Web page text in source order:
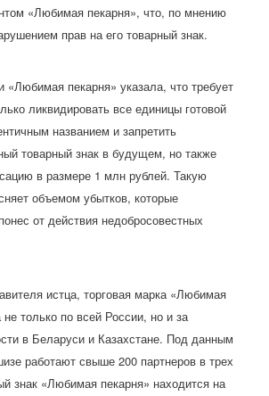
«Любимая пекарня», что, по мнению
прав на его товарный знак.
«Любимая пекарня» указала, что требует
ликвидировать все единицы готовой
названием и запретить
товарный знак в будущем, но также
в размере 1 млн рублей. Такую
объемом убытков, которые
от действия недобросовестных
истца, торговая марка «Любимая
не только по всей России, но и за
в Беларуси и Казахстане. Под данным
работают свыше 200 партнеров в трех
знак «Любимая пекарня» находится на